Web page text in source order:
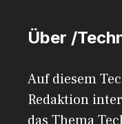
Über /
Auf diesem
Redaktion